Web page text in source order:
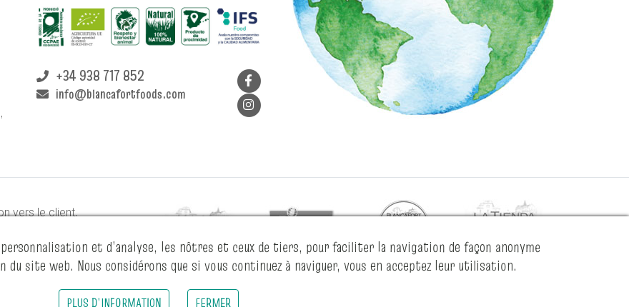
+34 938 717 852
info@blancafortfoods.com
vers le client,
Mentions légales Politique confidentialité Politique cookies
et d’analyse, les nôtres et ceux de tiers, pour faciliter la navigation de façon anonyme
site web. Nous considérons que si vous continuez à naviguer, vous en acceptez leur utilisation.
PLUS D’INFORMATION FERMER